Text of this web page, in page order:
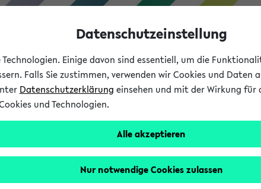
Studium
einen vorhandenen
mit Ihrem Anmeldenamen und Ihrem Passwort an:
Datenschutzeinstellung
Einige davon sind essentiell, um die
Falls Sie zustimmen, verwenden wir Cookies und
Datenschutzerklärung einsehen und mit der Wirkung für
und Technologien.
Alle akzeptieren
Nur notwendige Cookies zulassen